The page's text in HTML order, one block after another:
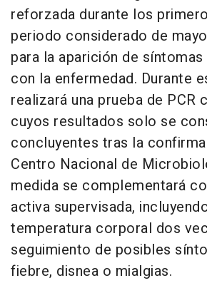
reforzada durante los
periodo considerado de
para la aparición de
con la enfermedad. Durante
realizará una prueba de PCR
cuyos resultados solo se
concluyentes tras la
Centro Nacional de
medida se complementará
activa supervisada,
temperatura corporal dos
seguimiento de posibles
fiebre, disnea o mialgias.